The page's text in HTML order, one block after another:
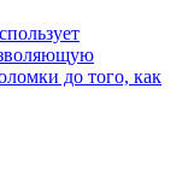
до того, как